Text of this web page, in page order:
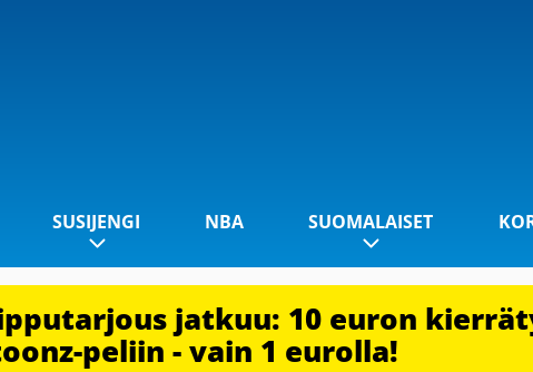
SUSIJENGI NBA SUOMALAISET
jatkuu: 10 euron
peliin - vain 1 eurolla!